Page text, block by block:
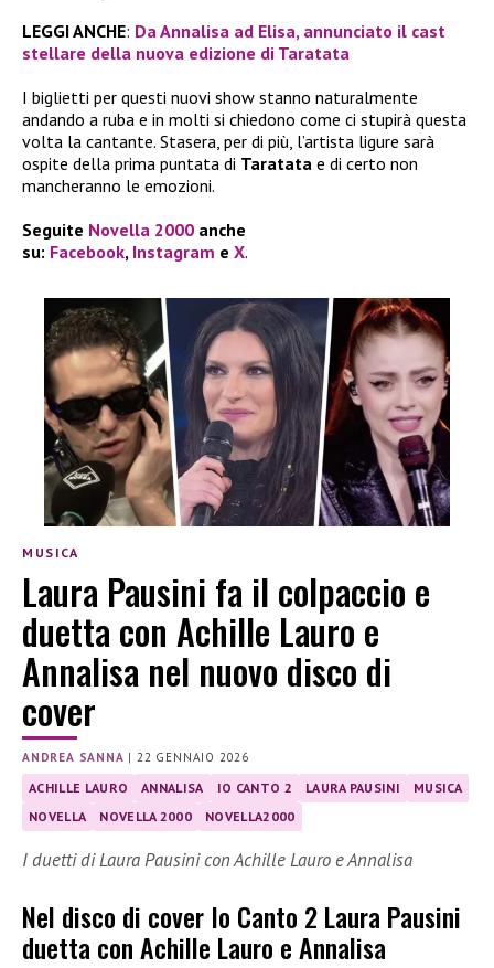
LEGGI ANCHE: Da Annalisa ad Elisa, annunciato il cast
stellare della nuova edizione di Taratata
I biglietti per questi nuovi show stanno naturalmente
andando a ruba e in molti si chiedono come ci stupirà questa
volta la cantante. Stasera, per di più, l’artista ligure sarà
ospite della prima puntata di Taratata e di certo non
mancheranno le emozioni.
Seguite Novella 2000 anche
su: Facebook, Instagram e X.
MUSICA
Laura Pausini fa il colpaccio e
duetta con Achille Lauro e
Annalisa nel nuovo disco di
cover
ANDREA SANNA | 22 GENNAIO 2026
ACHILLE LAURO ANNALISA IO CANTO 2 LAURA PAUSINI
MUSICA
NOVELLA
NOVELLA 2000 NOVELLA2000
I duetti di Laura Pausini con Achille Lauro e Annalisa
Nel disco di cover Io Canto 2 Laura Pausini
duetta con Achille Lauro e Annalisa